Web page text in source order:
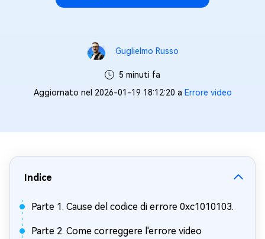
Guglielmo Russo
5 minuti fa
Aggiornato nel 2026-01-19 18:12:20 a Errore video
Indice
Parte 1. Cause del codice di errore 0xc1010103.
Parte 2. Come correggere l'errore video